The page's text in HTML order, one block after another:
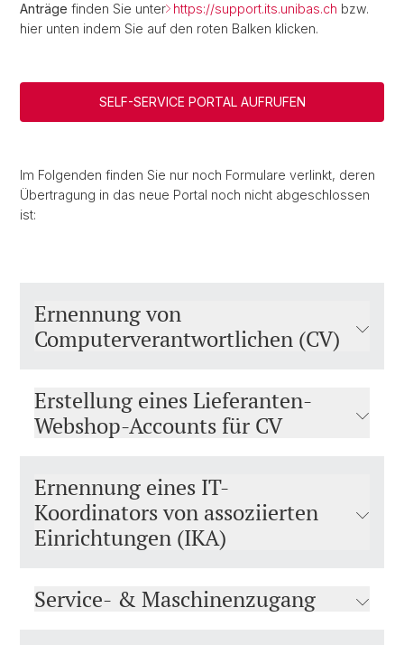
Anträge finden Sie unter https://support.its.unibas.ch bzw.
hier unten indem Sie auf den roten Balken klicken.
SELF-SERVICE PORTAL AUFRUFEN
Im Folgenden finden Sie nur noch Formulare verlinkt, deren
Übertragung in das neue Portal noch nicht abgeschlossen
ist:
Ernennung von
Computerverantwortlichen (CV)
Erstellung eines Lieferanten-
Webshop-Accounts für CV
Ernennung eines IT-
Koordinators von assoziierten
Einrichtungen (IKA)
Service- & Maschinenzugang